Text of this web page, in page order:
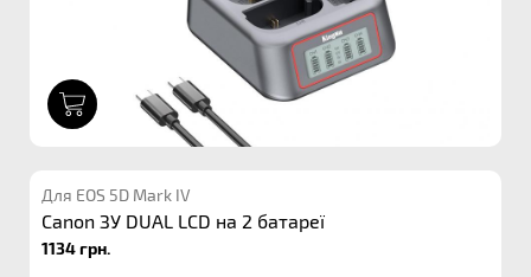
Для EOS 5D Mark IV
Canon ЗУ DUAL LCD на 2 батареї
1134 грн.